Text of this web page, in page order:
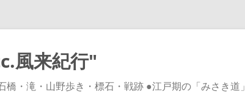
風来紀行"
・滝・山野歩き・標石・戦跡 ●江戸期の「みさき道」